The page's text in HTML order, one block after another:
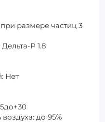
размере частиц 3
P 1.8
Нет
до 95%